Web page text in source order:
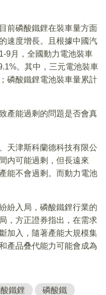
前磷酸鐵鋰在裝車量方面
速度增長。且根據中國汽
9月，全國動力電池裝車
。其中，三元電池裝車
磷酸鐵鋰電池裝車量累計
產能過剩的問題是否會真
天津斯科蘭德科技有限公
内可能過剩，但長遠來
能不會過剩。而動力電池
紛入局，磷酸鐵鋰行業的
，方正證券指出，在需求
加入，隨著產能大規模集
產品叠代能力可能會成為
鐵鋰 磷酸鐵